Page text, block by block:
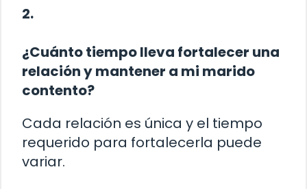
2.
¿Cuánto tiempo lleva fortalecer una
relación y mantener a mi marido
contento?
Cada relación es única y el tiempo
requerido para fortalecerla puede
variar.